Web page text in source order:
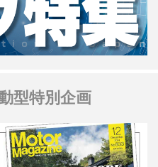
型特別企画